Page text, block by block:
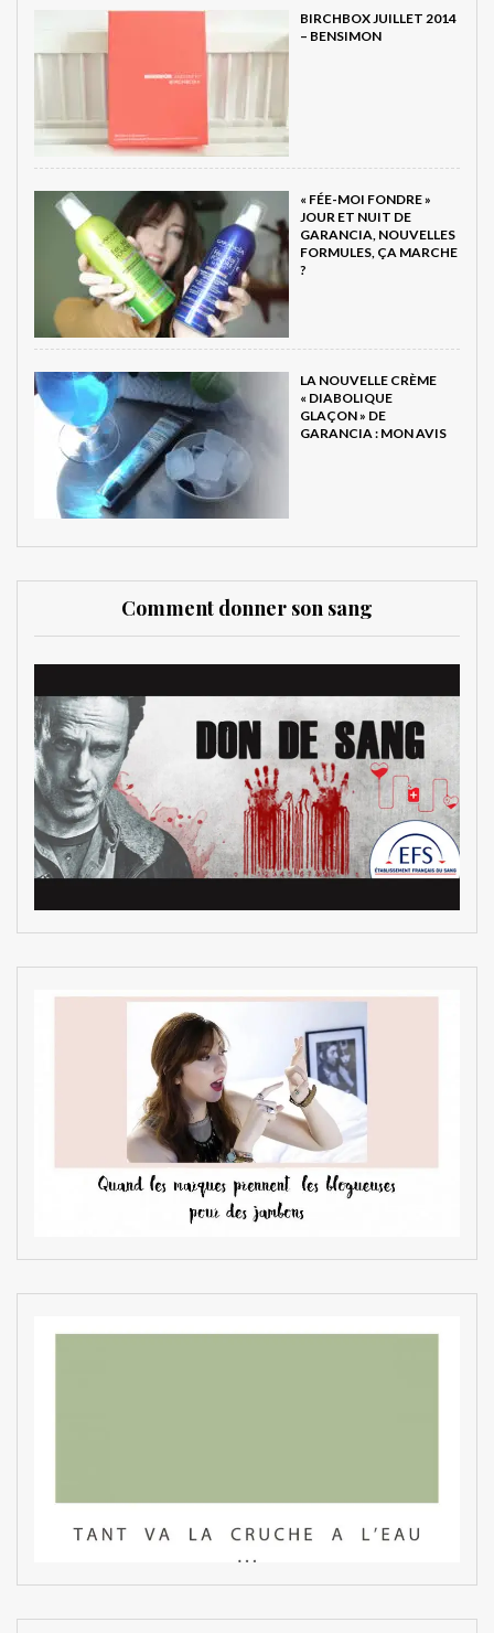
BIRCHBOX JUILLET 2014
– BENSIMON
« FÉE-MOI FONDRE »
JOUR ET NUIT DE
GARANCIA, NOUVELLES
FORMULES, ÇA MARCHE
?
LA NOUVELLE CRÈME
« DIABOLIQUE
GLAÇON » DE
GARANCIA : MON AVIS
Comment donner son sang